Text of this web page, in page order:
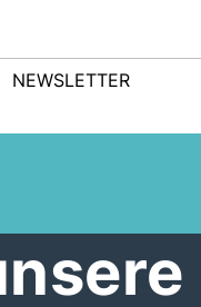
NEWSLETTER